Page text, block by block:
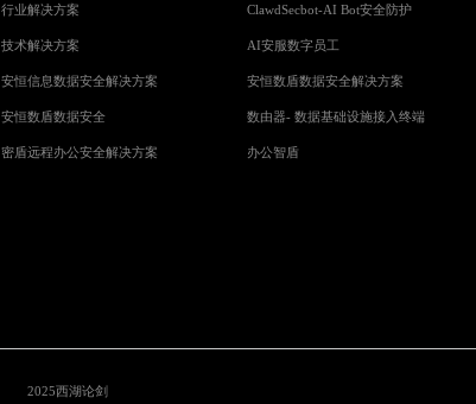
行业解决方案
技术解决方案
安恒信息数据安全解决方案
安恒数盾数据安全
密盾远程办公安全解决方案
ClawdSecbot-AI Bot安全防护
AI安服数字员工
安恒数盾数据安全解决方案
数由器- 数据基础设施接入终端
办公智盾
2025西湖论剑